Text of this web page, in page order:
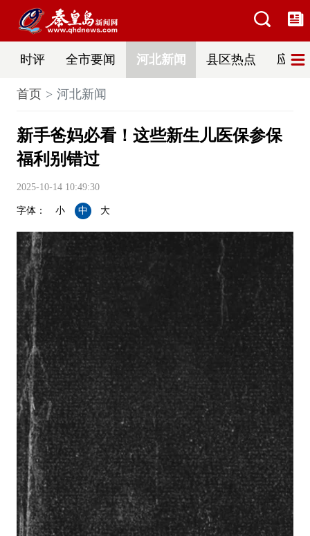
时评 全市要闻 河北新闻 县区热点 应急
首页 河北新闻
新手爸妈必看！这些新生儿医保参保
福利别错过
2025-10-14 10:49:30
字体： 小 中 大